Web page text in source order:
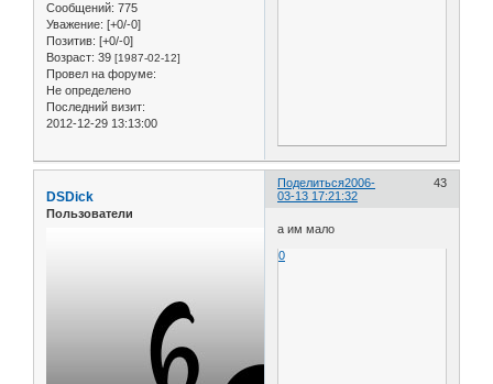
Сообщений: 775
Уважение: [+0/-0]
Позитив: [+0/-0]
Возраст: 39 [1987-02-12]
Провел на форуме:
Не определено
Последний визит:
2012-12-29 13:13:00
Поделиться 43
2006-
03-13 17:21:32
DSDick
Пользователи
а им мало
0